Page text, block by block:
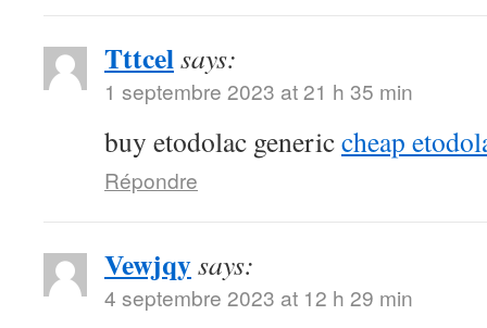
Tttcelsays:
1 septembre 2023 at 21 h 35 min
buy etodolac genericcheap
Répondre
Vewjqysays:
4 septembre 2023 at 12 h 29 min